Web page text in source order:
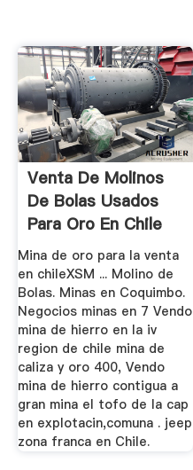
Venta De Molinos
De Bolas Usados
Para Oro En Chile
Mina de oro para la venta
en chileXSM ... Molino de
Bolas. Minas en Coquimbo.
Negocios minas en 7 Vendo
mina de hierro en la iv
region de chile mina de
caliza y oro 400, Vendo
mina de hierro contigua a
gran mina el tofo de la cap
en explotacin,comuna . jeep
zona franca en Chile.